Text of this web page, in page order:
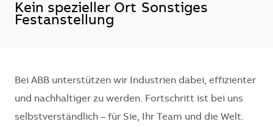
Standort
Kein spezieller Ort Sonstiges
Festanstellung
Bei ABB unterstützen wir Industrien dabei, effizienter
und nachhaltiger zu werden. Fortschritt ist bei uns
selbstverständlich – für Sie, Ihr Team und die Welt.